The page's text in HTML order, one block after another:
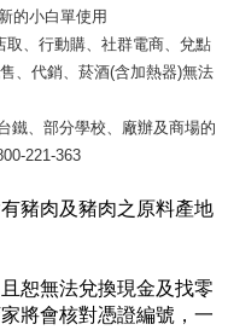
的小白單使用
、行動購、社群電商、兌點
、代銷、菸酒(含加熱器)無法
鐵、部分學校、廠辦及商場的
221-363
豬肉及豬肉之原料產地
恕無法兌換現金及找零
將會核對憑證編號，一